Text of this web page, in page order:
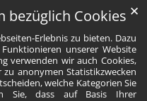
bezüglich Cookies
Erlebnis zu bieten. Dazu
unserer Website
verwenden wir auch Cookies,
anonymen Statistikzwecken
welche Kategorien Sie
Sie, dass auf Basis Ihrer
✕